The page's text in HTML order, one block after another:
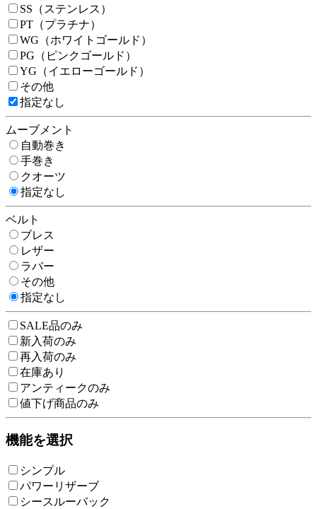
SS（ステンレス）
PT（プラチナ）
WG（ホワイトゴールド）
PG（ピンクゴールド）
YG（イエローゴールド）
その他
指定なし
ムーブメント
自動巻き
手巻き
クオーツ
指定なし
ベルト
ブレス
レザー
ラバー
その他
指定なし
SALE品のみ
新入荷のみ
再入荷のみ
在庫あり
アンティークのみ
値下げ商品のみ
機能を選択
シンプル
パワーリザーブ
シースルーバック